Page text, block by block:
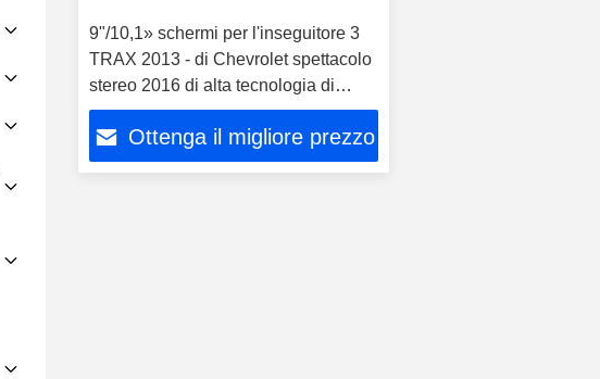
9"/10,1» schermi per l'inseguitore 3
TRAX 2013 - di Chevrolet spettacolo
stereo 2016 di alta tecnologia di
multimedia dell'automobile
Ottenga il migliore prezzo